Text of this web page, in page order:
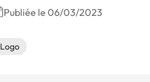
Publiée le 06/03/2023
Logo